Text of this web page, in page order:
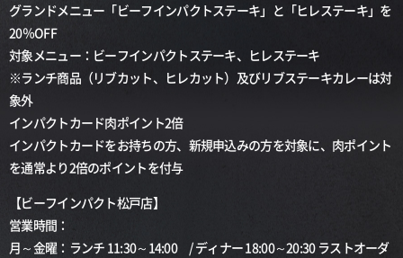
グランドメニュー「ビーフインパクトステーキ」と「ヒレステーキ」を
20％OFF
対象メニュー：ビーフインパクトステーキ、ヒレステーキ
※ランチ商品（リブカット、ヒレカット）及びリブステーキカレーは対
象外
インパクトカード肉ポイント2倍
インパクトカードをお持ちの方、新規申込みの方を対象に、肉ポイント
を通常より2倍のポイントを付与
【ビーフインパクト松戸店】
営業時間：
月～金曜：ランチ 11:30～14:00 / ディナー 18:00～20:30 ラストオーダ